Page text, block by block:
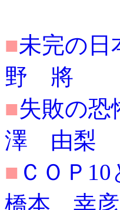
■未完の
野 將
■失敗の
澤 由梨
■ ＣＯＰ
橋本 幸彦